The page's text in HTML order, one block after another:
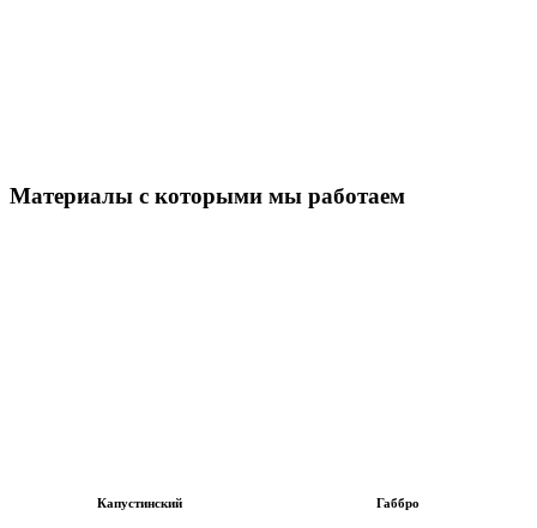
Материалы с которыми мы работаем
Капустинский Габбро